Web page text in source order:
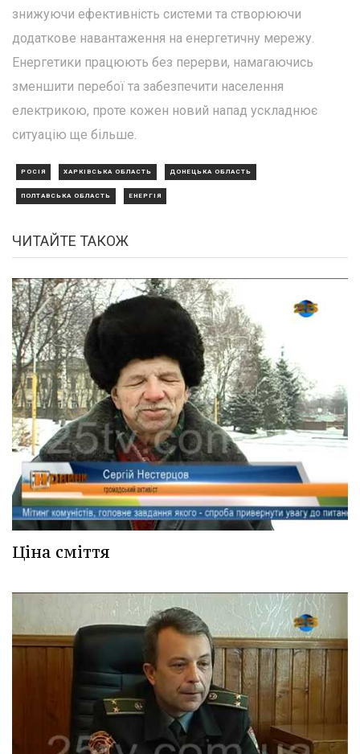
знижуючи ефективність системи та створюючи
додаткове навантаження на енергетичну мережу.
Енергетики працюють без перерви, намагаючись
зменшити перебої та забезпечити населення
електрикою, проте кожен новий напад ускладнює
ситуацію ще більше.
РОСІЯ ХАРКІВСЬКА ОБЛАСТЬ ДОНЕЦЬКА ОБЛАСТЬ
ПОЛТАВСЬКА ОБЛАСТЬ ЕНЕРГІЯ
ЧИТАЙТЕ ТАКОЖ
Ціна сміття